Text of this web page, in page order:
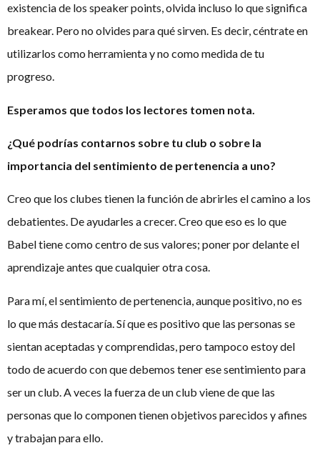
existencia de los speaker points, olvida incluso lo que significa
breakear. Pero no olvides para qué sirven. Es decir, céntrate en
utilizarlos como herramienta y no como medida de tu
progreso.
Esperamos que todos los lectores tomen nota.
¿Qué podrías contarnos sobre tu club o sobre la
importancia del sentimiento de pertenencia a uno?
Creo que los clubes tienen la función de abrirles el camino a los
debatientes. De ayudarles a crecer. Creo que eso es lo que
Babel tiene como centro de sus valores; poner por delante el
aprendizaje antes que cualquier otra cosa.
Para mí, el sentimiento de pertenencia, aunque positivo, no es
lo que más destacaría. Sí que es positivo que las personas se
sientan aceptadas y comprendidas, pero tampoco estoy del
todo de acuerdo con que debemos tener ese sentimiento para
ser un club. A veces la fuerza de un club viene de que las
personas que lo componen tienen objetivos parecidos y afines
y trabajan para ello.